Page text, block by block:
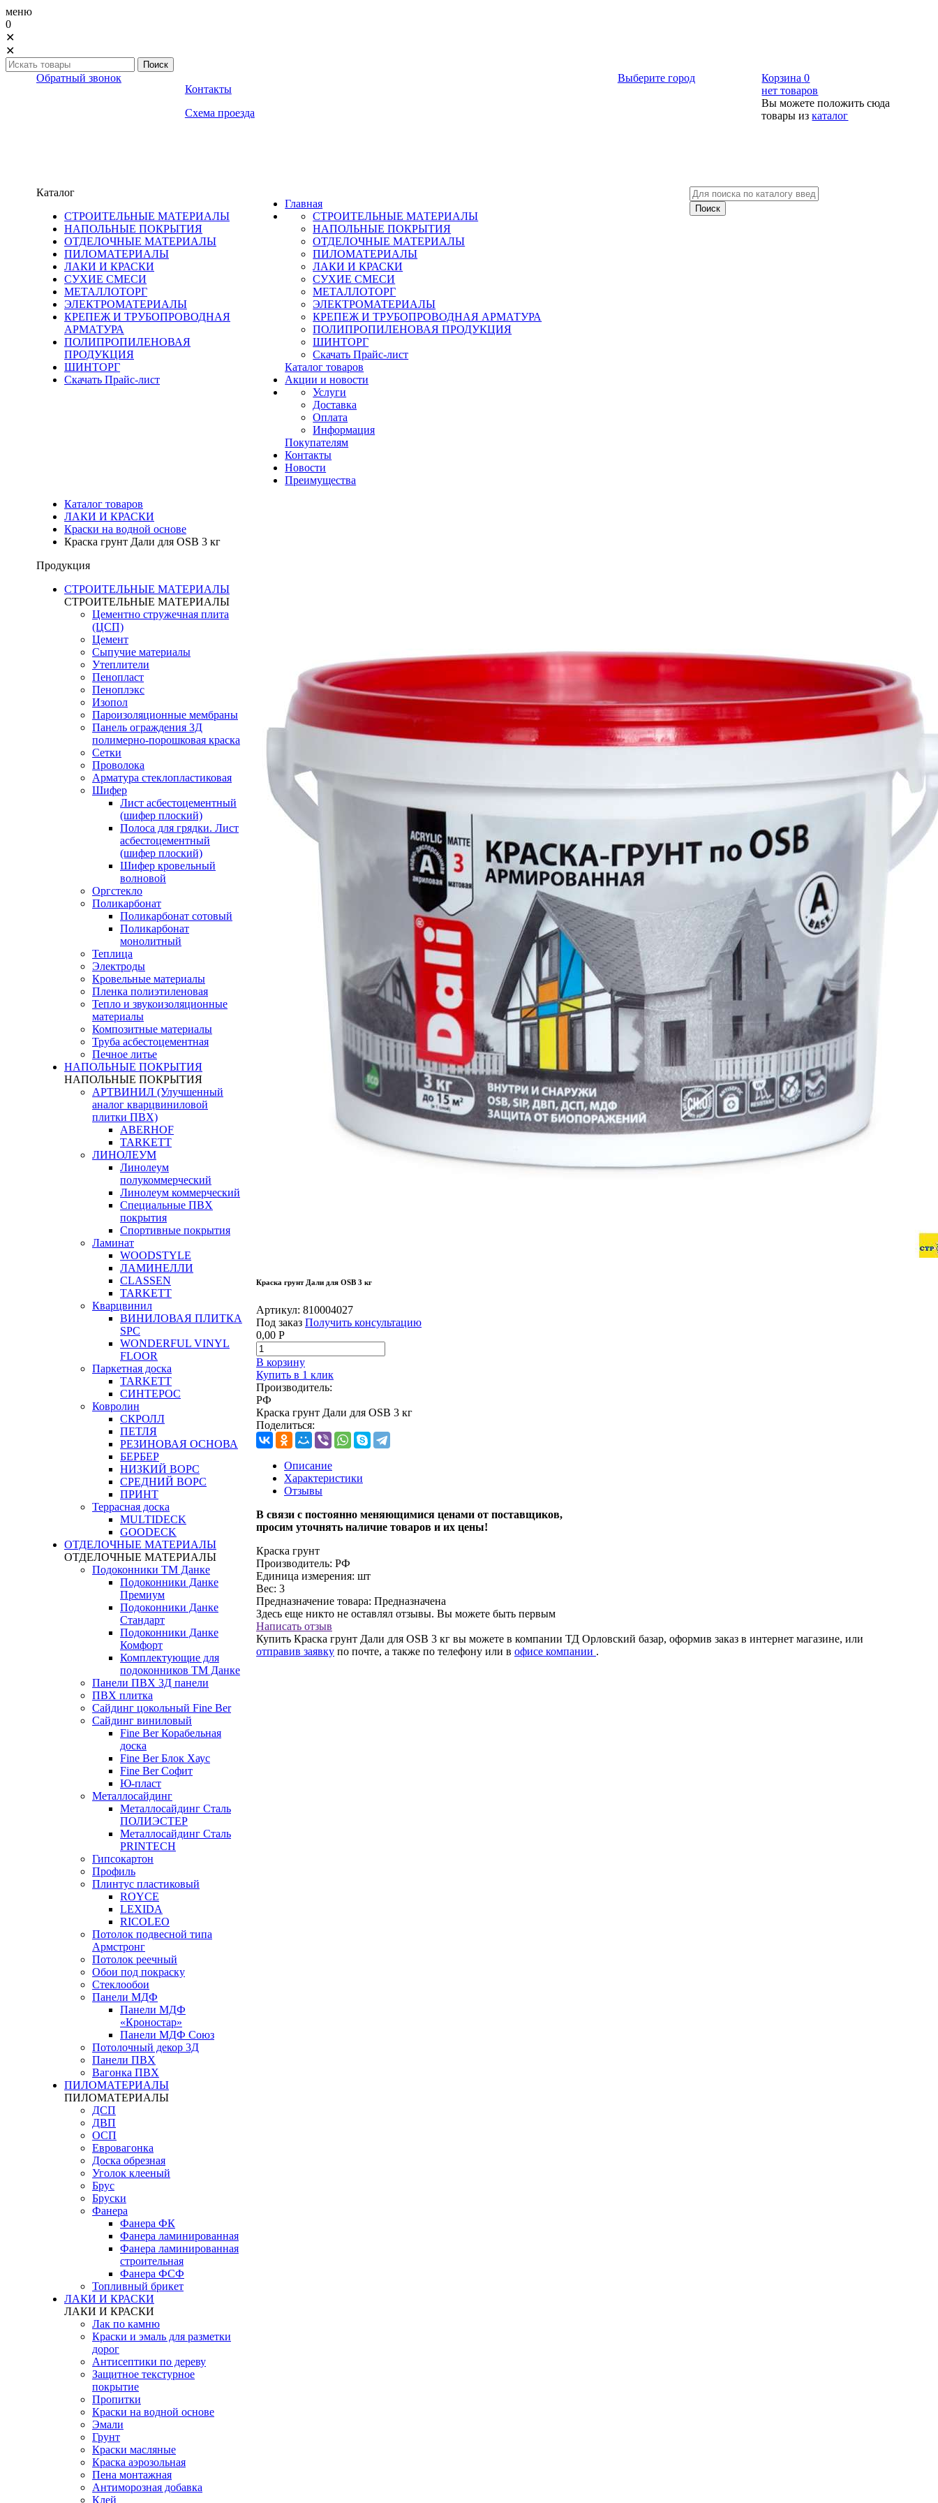
меню
0
✕
✕
Обратный звонок
Контакты
Схема проезда
Выберите город Корзина 0
нет товаров
Вы можете положить сюда
товары изкаталог
Каталог
СТРОИТЕЛЬНЫЕ МАТЕРИАЛЫ
НАПОЛЬНЫЕ ПОКРЫТИЯ
ОТДЕЛОЧНЫЕ МАТЕРИАЛЫ
ПИЛОМАТЕРИАЛЫ
ЛАКИ И КРАСКИ
СУХИЕ СМЕСИ
МЕТАЛЛОТОРГ
ЭЛЕКТРОМАТЕРИАЛЫ
КРЕПЕЖ И ТРУБОПРОВОДНАЯ
АРМАТУРА
ПОЛИПРОПИЛЕНОВАЯ
ПРОДУКЦИЯ
ШИНТОРГ
Скачать Прайс-лист
Главная
СТРОИТЕЛЬНЫЕ МАТЕРИАЛЫ
НАПОЛЬНЫЕ ПОКРЫТИЯ
ОТДЕЛОЧНЫЕ МАТЕРИАЛЫ
ПИЛОМАТЕРИАЛЫ
ЛАКИ И КРАСКИ
СУХИЕ СМЕСИ
МЕТАЛЛОТОРГ
ЭЛЕКТРОМАТЕРИАЛЫ
КРЕПЕЖ И ТРУБОПРОВОДНАЯ АРМАТУРА
ПОЛИПРОПИЛЕНОВАЯ ПРОДУКЦИЯ
ШИНТОРГ
Скачать Прайс-лист
Каталог товаров
Акции и новости
Услуги
Доставка
Оплата
Информация
Покупателям
Контакты
Новости
Преимущества
Каталог товаров
ЛАКИ И КРАСКИ
Краски на водной основе
Краска грунт Дали для OSB 3 кг
Продукция
СТРОИТЕЛЬНЫЕ МАТЕРИАЛЫ
СТРОИТЕЛЬНЫЕ МАТЕРИАЛЫ
Цементно стружечная плита
(ЦСП)
Цемент
Сыпучие материалы
Утеплители
Пенопласт
Пеноплэкс
Изопол
Пароизоляционные мембраны
Панель ограждения 3Д
полимерно-порошковая краска
Сетки
Проволока
Арматура стеклопластиковая
Шифер
Лист асбестоцементный
(шифер плоский)
Полоса для грядки. Лист
асбестоцементный
(шифер плоский)
Шифер кровельный
волновой
Оргстекло
Поликарбонат
Поликарбонат сотовый
Поликарбонат
монолитный
Теплица
Электроды
Кровельные материалы
Пленка полиэтиленовая
Тепло и звукоизоляционные
материалы
Композитные материалы
Труба асбестоцементная
Печное литье
НАПОЛЬНЫЕ ПОКРЫТИЯ
НАПОЛЬНЫЕ ПОКРЫТИЯ
АРТВИНИЛ (Улучшенный
аналог кварцвиниловой
плитки ПВХ)
ABERHOF
TARKETT
ЛИНОЛЕУМ
Линолеум
полукоммерческий
Линолеум коммерческий
Специальные ПВХ
покрытия
Спортивные покрытия
Ламинат
WOODSTYLE
ЛАМИНЕЛЛИ
CLASSEN
TARKETT
Кварцвинил
ВИНИЛОВАЯ ПЛИТКА
SPC
WONDERFUL VINYL
FLOOR
Паркетная доска
TARKETT
СИНТЕРОС
Ковролин
СКРОЛЛ
ПЕТЛЯ
РЕЗИНОВАЯ ОСНОВА
БЕРБЕР
НИЗКИЙ ВОРС
СРЕДНИЙ ВОРС
ПРИНТ
Террасная доска
MULTIDECK
GOODECK
ОТДЕЛОЧНЫЕ МАТЕРИАЛЫ
ОТДЕЛОЧНЫЕ МАТЕРИАЛЫ
Подоконники ТМ Данке
Подоконники Данке
Премиум
Подоконники Данке
Стандарт
Подоконники Данке
Комфорт
Комплектующие для
подоконников ТМ Данке
Панели ПВХ 3Д панели
ПВХ плитка
Сайдинг цокольный Fine Ber
Сайдинг виниловый
Fine Ber Корабельная
доска
Fine Ber Блок Хаус
Fine Ber Софит
Ю-пласт
Металлосайдинг
Металлосайдинг Сталь
ПОЛИЭСТЕР
Металлосайдинг Сталь
PRINTECH
Гипсокартон
Профиль
Плинтус пластиковый
ROYCE
LEXIDA
RICOLEO
Потолок подвесной типа
Армстронг
Потолок реечный
Обои под покраску
Стеклообои
Панели МДФ
Панели МДФ
«Кроностар»
Панели МДФ Союз
Потолочный декор 3Д
Панели ПВХ
Вагонка ПВХ
ПИЛОМАТЕРИАЛЫ
ПИЛОМАТЕРИАЛЫ
ДСП
ДВП
ОСП
Евровагонка
Доска обрезная
Уголок клееный
Брус
Бруски
Фанера
Фанера ФК
Фанера ламинированная
Фанера ламинированная
строительная
Фанера ФСФ
Топливный брикет
ЛАКИ И КРАСКИ
ЛАКИ И КРАСКИ
Лак по камню
Краски и эмаль для разметки
дорог
Антисептики по дереву
Защитное текстурное
покрытие
Пропитки
Краски на водной основе
Эмали
Грунт
Краски масляные
Краска аэрозольная
Пена монтажная
Антиморозная добавка
Клей
Краска грунт Дали для OSB 3 кг
Артикул: 810004027
Под заказ Получить консультацию
0,00 Р
В корзину
Купить в 1 клик
Производитель:
РФ
Краска грунт Дали для OSB 3 кг
Поделиться:
Описание
Характеристики
Отзывы
В связи с постоянно меняющимися ценами от поставщиков,
просим уточнять наличие товаров и их цены!
Краска грунт
Производитель: РФ
Единица измерения: шт
Вес: 3
Предназначение товара: Предназначена
Здесь еще никто не оставлял отзывы. Вы можете быть первым
Написать отзыв
Купить Краска грунт Дали для OSB 3 кг вы можете в компании ТД Орловский базар, оформив заказ в интернет магазине, или
отправив заявку по почте, а также по телефону или в офисе компании .